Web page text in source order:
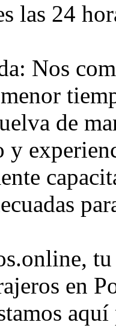
las 24
Nos
de
y
en